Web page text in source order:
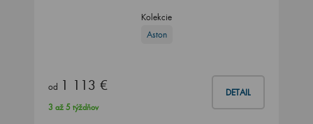
Kolekcie
Aston
od 1 113 € DETAIL
3 až 5 týždňov